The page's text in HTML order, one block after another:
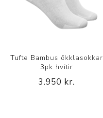
Tufte Bambus ökklasokkar
3pk hvítir
3.950 kr.